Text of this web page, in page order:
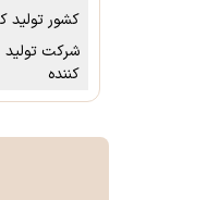
کشور تولید
شرکت تولید
کننده